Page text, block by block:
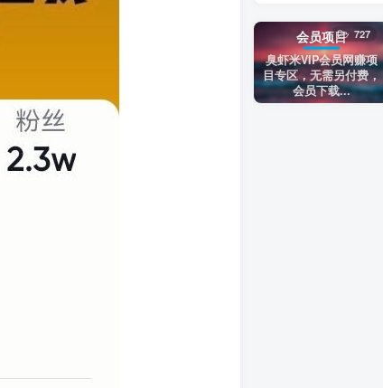
会员项目
臭虾米VIP会员网赚项
目专区，无需另付费，
会员下载...
727